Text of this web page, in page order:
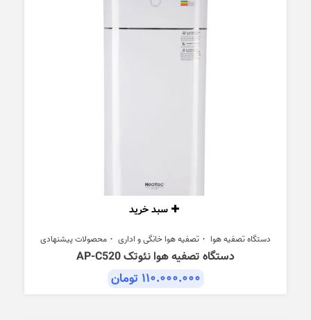
سبد خرید
دستگاه تصفیه هوا تصفیه هوا خانگی و اداری محصولات پیشنهادی
دستگاه تصفیه هوا نئوتک AP-C520
۱۱۰.۰۰۰.۰۰۰ تومان